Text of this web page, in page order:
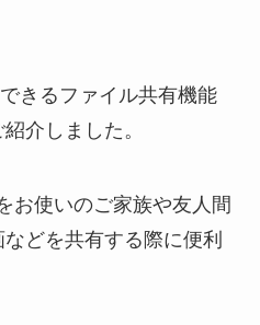
きるファイル共有機能
介しました。
お使いのご家族や友人間
どを共有する際に便利